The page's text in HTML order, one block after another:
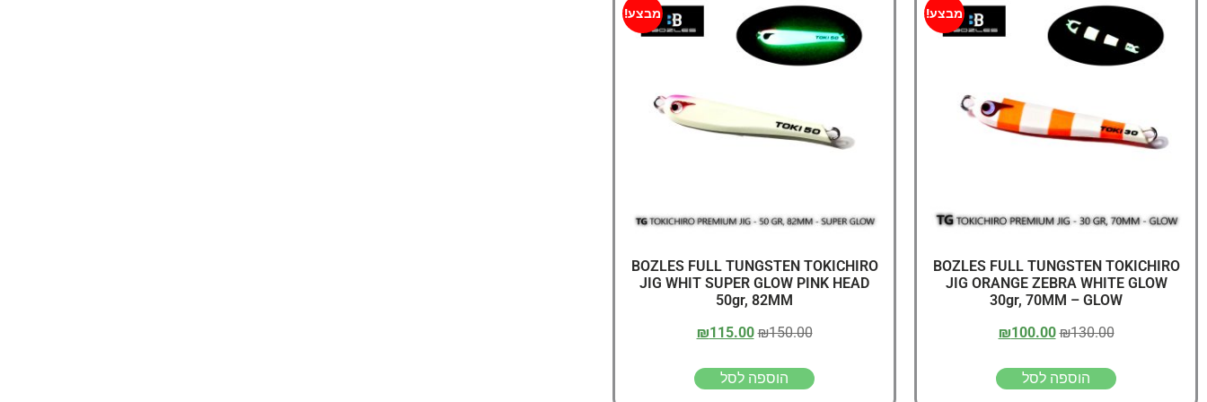
מבצע!
BOZLES FULL TUNGSTEN TOKICHIRO
JIG ORANGE ZEBRA WHITE GLOW
30gr, 70MM – GLOW
₪130.00
₪100.00
הוספה לסל
מבצע!
BOZLES FULL TUNGSTEN TOKICHIRO
JIG WHIT SUPER GLOW PINK HEAD
50gr, 82MM
₪150.00
₪115.00
הוספה לסל